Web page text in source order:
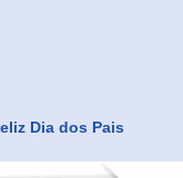
Dia dos Pais